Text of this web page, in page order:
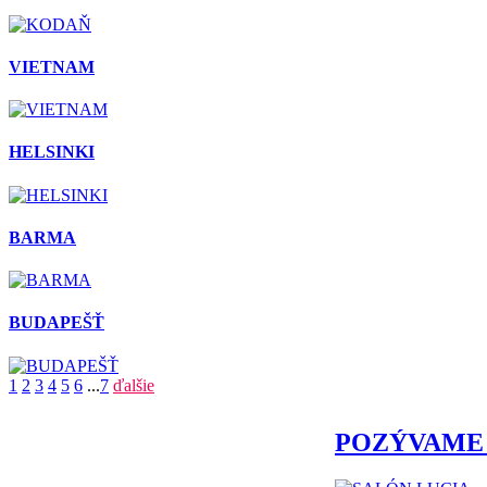
VIETNAM
HELSINKI
BARMA
BUDAPEŠŤ
1 2 3 4 5 6 ...7 ďalšie